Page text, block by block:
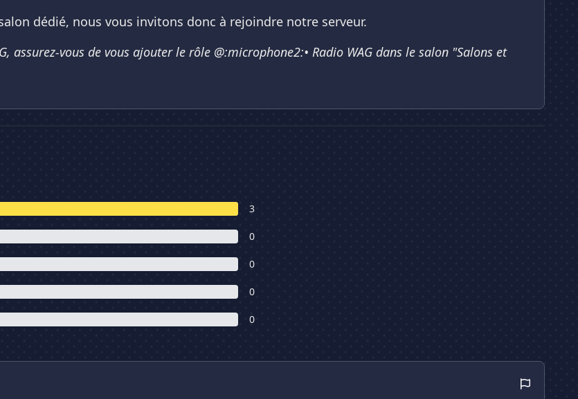
dédié, nous vous invitons donc à rejoindre notre serveur.
assurez-vous de vous ajouter le rôle @:microphone2:• Radio WAG dans le salon ⁠"Salons et
3
0
0
0
0